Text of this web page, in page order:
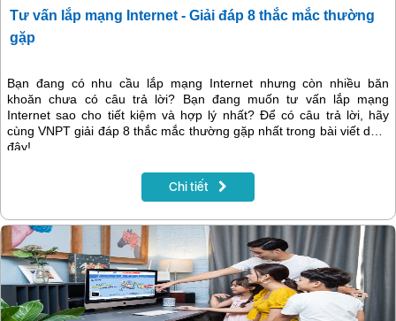
Tư vấn lắp mạng Internet - Giải đáp 8 thắc mắc thường
gặp
Bạn đang có nhu cầu lắp mạng Internet nhưng còn nhiều băn
khoăn chưa có câu trả lời? Bạn đang muốn tư vấn lắp mạng
Internet sao cho tiết kiệm và hợp lý nhất? Để có câu trả lời, hãy
cùng VNPT giải đáp 8 thắc mắc thường gặp nhất trong bài viết dưới
đây!
Chi tiết